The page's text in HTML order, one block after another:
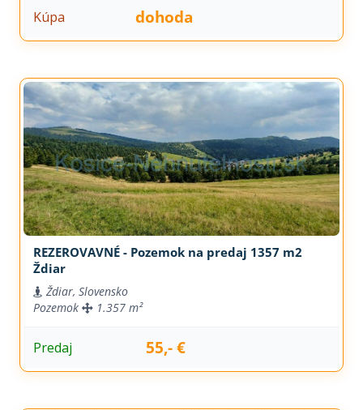
Kúpa dohoda
REZEROVAVNÉ - Pozemok na predaj 1357 m2
Ždiar
Ždiar, Slovensko
Pozemok
1.357 m²
Predaj 55,- €